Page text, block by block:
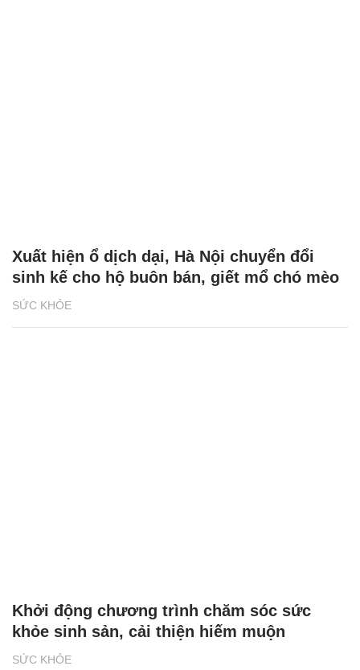
SỨC KHỎE
Xuất hiện ổ dịch dại, Hà Nội chuyển đổi
sinh kế cho hộ buôn bán, giết mổ chó mèo
SỨC KHỎE
Khởi động chương trình chăm sóc sức
khỏe sinh sản, cải thiện hiếm muộn